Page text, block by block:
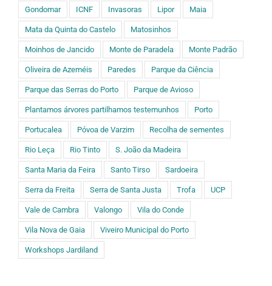
Gondomar ICNF Invasoras Lipor Maia
Mata da Quinta do Castelo Matosinhos
Moinhos de Jancido Monte de Paradela Monte Padrão
Oliveira de Azeméis Paredes Parque da Ciência
Parque das Serras do Porto Parque de Avioso
Plantamos árvores partilhamos testemunhos Porto
Portucalea Póvoa de Varzim Recolha de sementes
Rio Leça Rio Tinto S. João da Madeira
Santa Maria da Feira Santo Tirso Sardoeira
Serra da Freita Serra de Santa Justa Trofa UCP
Vale de Cambra Valongo Vila do Conde
Vila Nova de Gaia Viveiro Municipal do Porto
Workshops Jardiland